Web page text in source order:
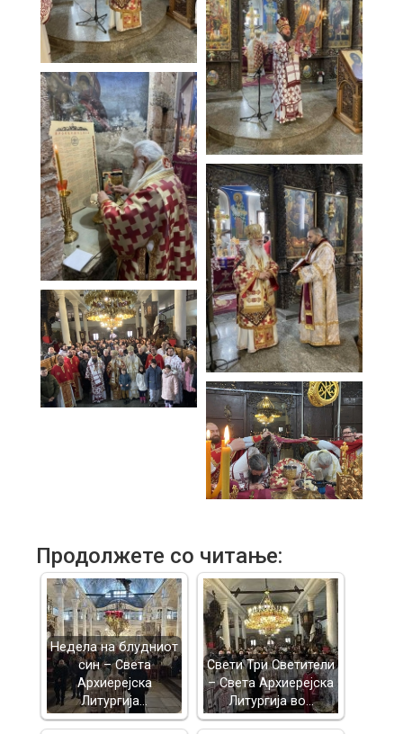
Продолжете со читање:
Недела на блудниот
син – Света
Архиерејска
Литургија…
Свети Три Светители
– Света Архиерејска
Литургија во…